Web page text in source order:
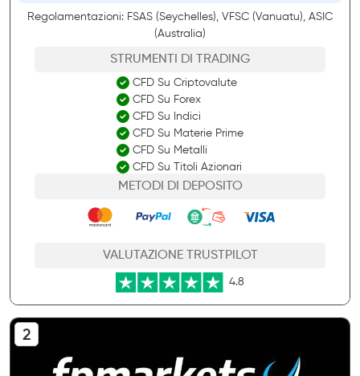
Regolamentazioni: FSAS (Seychelles), VFSC (Vanuatu), ASIC
(Australia)
STRUMENTI DI TRADING
CFD Su Criptovalute
CFD Su Forex
CFD Su Indici
CFD Su Materie Prime
CFD Su Metalli
CFD Su Titoli Azionari
METODI DI DEPOSITO
VALUTAZIONE TRUSTPILOT
4.8